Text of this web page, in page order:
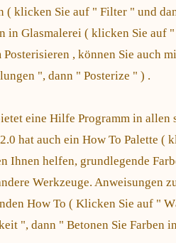
( klicken Sie auf " Filter " und
in Glasmalerei ( klicken Sie auf
Posterisieren , können Sie auch
", dann " Posterize " ) .
eine Hilfe Programm in allen
hat auch ein How To Palette (
Ihnen helfen, grundlegende
Werkzeuge. Anweisungen
How To ( Klicken Sie auf "
", dann " Betonen Sie Farben